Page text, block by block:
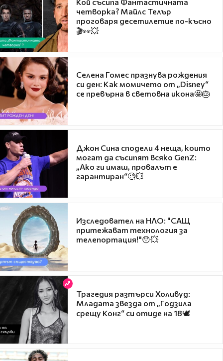
четворка? Майлс Телър
проговаря десетилетие по-късно
🎬👀💥
Селена Гомес празнува рождения
си ден: Как момичето от „Disney“
се превърна в световна икона🤩🎂
Джон Сина сподели 4 неща, които
могат да съсипят всяко GenZ:
„Ако ги имаш, провалът е
гарантиран“🧐💥
Изследовател на НЛО: "САЩ
притежават технология за
телепортация!"😯💥
Трагедия разтърси Холивуд:
Младата звезда от „Годзила
срещу Конг“ си отиде на 18🕊️